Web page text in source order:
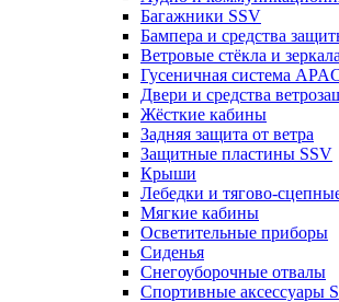
Багажники SSV
Бампера и средства
Ветровые стёкла и зеркала
Гусеничная система
Двери и средства
Жёсткие кабины
Задняя защита от ветра
Защитные пластины SSV
Крыши
Лебедки и тягово-
Мягкие кабины
Осветительные приборы
Сиденья
Снегоуборочные отвалы
Спортивные аксессуары